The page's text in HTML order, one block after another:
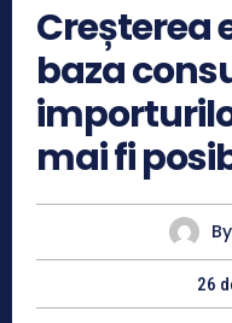
Creșterea
baza
mai fi
By
26